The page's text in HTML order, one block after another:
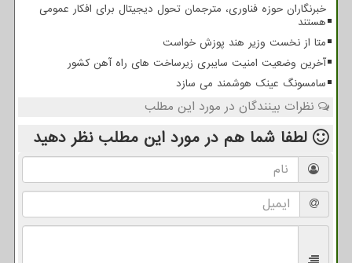
خبرنگاران حوزه فناوری، مترجمان تحول دیجیتال برای افکار عمومی
هستند
متا از نخست وزیر هند پوزش خواست
آخرین وضعیت امنیت سایبری زیرساخت های راه آهن کشور
سامسونگ عینک هوشمند می سازد
نظرات بینندگان در مورد این مطلب
لطفا شما هم در مورد این مطلب نظر دهید